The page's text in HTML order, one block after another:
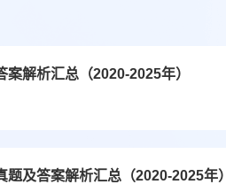
解析汇总（2020-2025年）
及答案解析汇总（2020-2025年）